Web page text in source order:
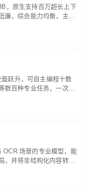
，原生支持百万超长上下
廉，综合能力均衡，主打
作、基础 RAG、批量
跃升，可自主编程十数
数百种专业任务，一次对
规划、执行与验证全流
长程任务中自主规划与
OCR 场景的专业模型，能
，并将非结构化内容转换
。